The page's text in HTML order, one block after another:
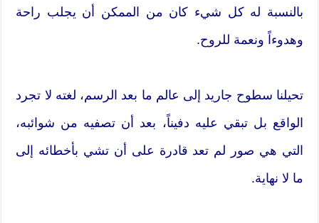
بالنسبة له كل شيء كان من الممكن أن يجلب راحة
وهدوءاً ونعمة للروح.
تحيلنا سطوح جاريد إلى عالم ما بعد الرسم، لغته لا تجرد
الواقع بل تبقي عليه دفيناً، بعد أن تصفيه من شوائبه،
التي هي صور لم تعد قادرة على أن تشي بأخطائه إلى
ما لا نهاية.